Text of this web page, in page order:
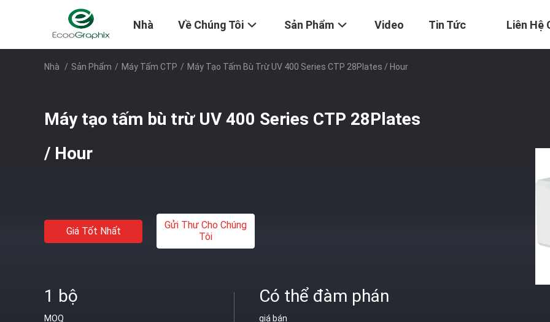
Nhà Về Chúng Tôi Sản Phẩm Video Tin Tức Liên Hệ
Nhà / Sản Phẩm / Máy Tấm CTP / Máy Tạo Tấm Bù Trừ UV 400 Series CTP 28Plates / Hour
Máy tạo tấm bù trừ UV 400 Series CTP 28Plates
/ Hour
Giá Tốt Nhất
Gửi Thư Cho Chúng
Tôi
1 bộ
MOQ
Có thể đàm phán
giá bán